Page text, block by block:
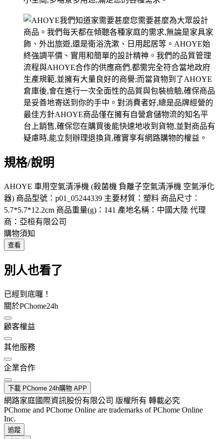
規格/說明
AHOYE 車用空氣清淨機 (殺菌機 負離子空氣清淨機 空氣淨化
器) 商品型號：p01_05244339 主要材質：塑料 商品尺寸：
5.7*5.7*12.2cm 商品重量(g)：141 產地名稱：中國大陸 代理
商：亞桓有限公司
購物須知
查看
別人也看了
已經到底囉！
關於PChome24h
顧客權益
其他服務
企業合作
下載 PChome 24h購物 APP
網路家庭國際資訊股份有限公司 版權所有 轉載必究
PChome and PChome Online are trademarks of PChome Online
Inc.
追蹤